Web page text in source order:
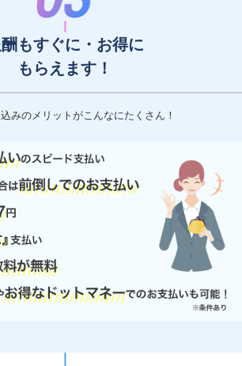
もすぐに・お得に
もらえます！
みのメリットがこんなにたくさん！